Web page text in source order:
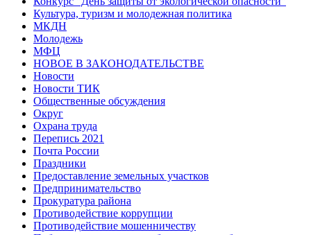
Культура, туризм и молодежная политика
МКДН
Молодежь
МФЦ
НОВОЕ В ЗАКОНОДАТЕЛЬСТВЕ
Новости
Новости ТИК
Общественные обсуждения
Округ
Охрана труда
Перепись 2021
Почта России
Праздники
Предоставление земельных участков
Предпринимательство
Прокуратура района
Противодействие коррупции
Противодействие мошенничеству